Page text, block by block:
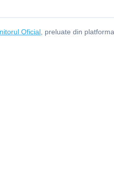
Oficial , preluate din